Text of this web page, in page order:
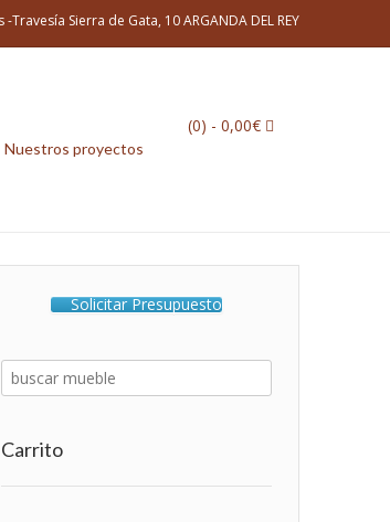
Sierra de Gata, 10 ARGANDA DEL REY
(0) - 0,00€
Nuestros proyectos
Solicitar Presupuesto
Carrito